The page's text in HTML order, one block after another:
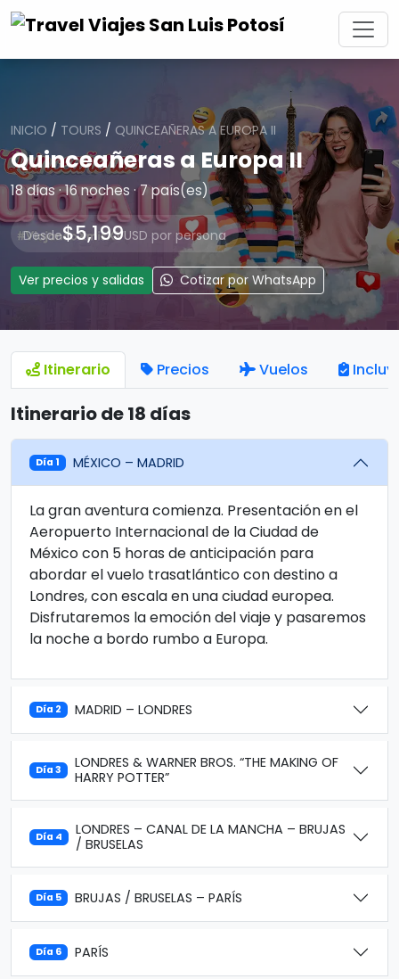
INICIO / TOURS / QUINCEAÑERAS A EUROPA II
Quinceañeras a Europa II
18 días · 16 noches · 7 país(es)
Desde$5,199USD por persona
Ver precios y salidas Cotizar por WhatsApp
Itinerario Precios Vuelos
Itinerario de 18 días
Día 1 MÉXICO – MADRID
La gran aventura comienza. Presentación en el
Aeropuerto Internacional de la Ciudad de
México con 5 horas de anticipación para
abordar el vuelo trasatlántico con destino a
Londres, con escala en una ciudad europea.
Disfrutaremos la emoción del viaje y pasaremos
la noche a bordo rumbo a Europa.
Día 2 MADRID – LONDRES
Día 3
LONDRES & WARNER BROS. “THE MAKING OF
HARRY POTTER”
Día 4
LONDRES – CANAL DE LA MANCHA – BRUJAS
/ BRUSELAS
Día 5 BRUJAS / BRUSELAS – PARÍS
Día 6 PARÍS